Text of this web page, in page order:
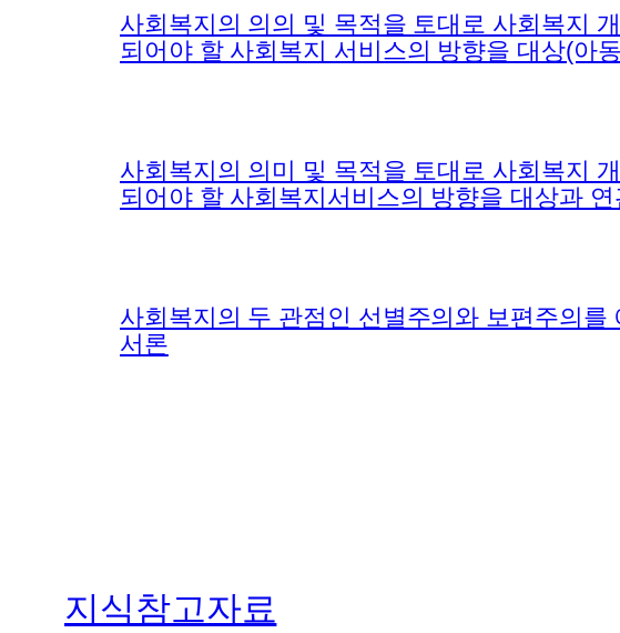
사회복지의 의의 및 목적을 토대로 사회복지
되어야 할 사회복지 서비스의 방향을 대상(아
사회복지의 의미 및 목적을 토대로 사회복지
되어야 할 사회복지서비스의 방향을 대상과
사회복지의 두 관점인 선별주의와 보편주의
서론
지식참고자료